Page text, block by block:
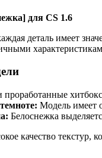
для CS 1.6
деталь имеет
проработанные
Модель имеет
Белоснежка
качество